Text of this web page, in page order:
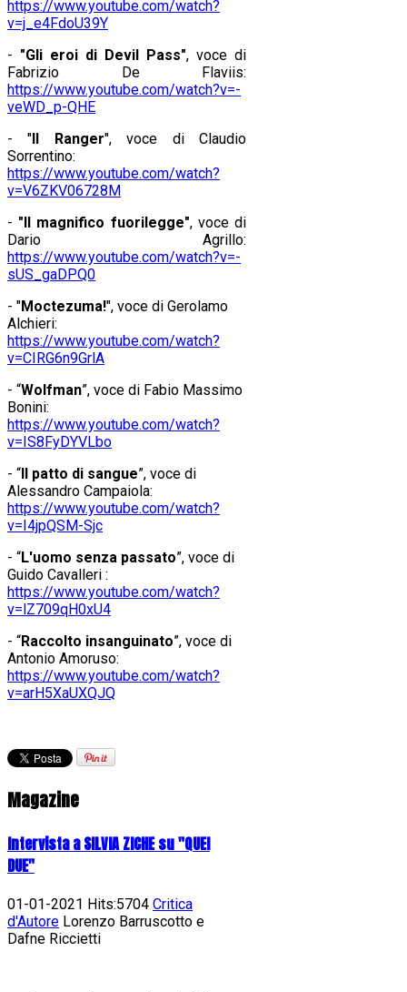
https://www.youtube.com/watch?
v=j_e4FdoU39Y
- "Gli eroi di Devil Pass", voce di
Fabrizio De Flaviis:
https://www.youtube.com/watch?v=-
veWD_p-QHE
- "Il Ranger", voce di Claudio
Sorrentino:
https://www.youtube.com/watch?
v=V6ZKV06728M
- "Il magnifico fuorilegge", voce di
Dario Agrillo:
https://www.youtube.com/watch?v=-
sUS_gaDPQ0
- "Moctezuma!", voce di Gerolamo
Alchieri:
https://www.youtube.com/watch?
v=CIRG6n9GrlA
- “Wolfman”, voce di Fabio Massimo
Bonini:
https://www.youtube.com/watch?
v=IS8FyDYVLbo
- “Il patto di sangue”, voce di
Alessandro Campaiola:
https://www.youtube.com/watch?
v=I4jpQSM-Sjc
- “L'uomo senza passato”, voce di
Guido Cavalleri :
https://www.youtube.com/watch?
v=lZ709qH0xU4
- “Raccolto insanguinato”, voce di
Antonio Amoruso:
https://www.youtube.com/watch?
v=arH5XaUXQJQ
Magazine
Intervista a SILVIA ZICHE su "QUEI
DUE"
01-01-2021 Hits:5704 Critica
d'Autore Lorenzo Barruscotto e
Dafne Riccietti